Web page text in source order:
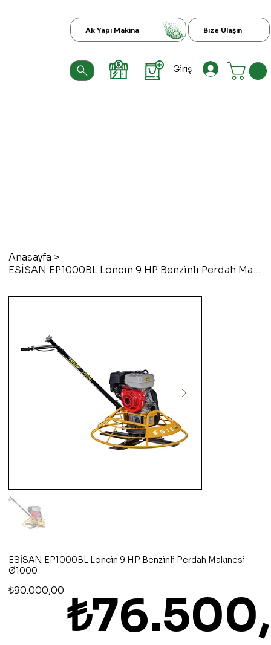
Giriş
Ak Yapı Makina Bize Ulaşın
Anasayfa >
ESİSAN EP1000BL Loncin 9 HP Benzinli Perdah Makinesi Ø1000
ESİSAN EP1000BL Loncin 9 HP Benzinli Perdah Makinesi
Ø1000
Orijinal
fiyat
₺90.000,00